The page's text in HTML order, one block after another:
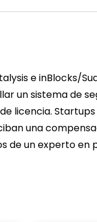
e inBlocks/
un sistema de
licencia.
una
de un experto en